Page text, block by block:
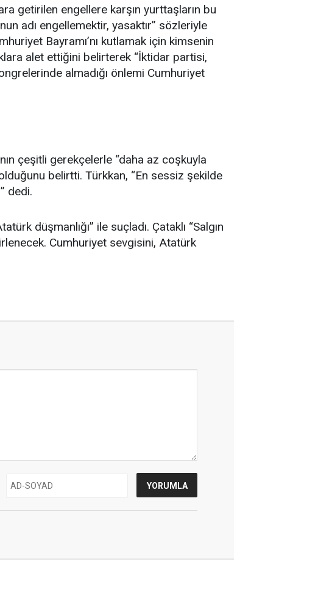
getirilen engellere karşın yurttaşların bu
adı engellemektir, yasaktır” sözleriyle
Bayramı’nı kutlamak için kimsenin
alet ettiğini belirterek “İktidar partisi,
almadığı önlemi Cumhuriyet
çeşitli gerekçelerle “daha az coşkuyla
olduğunu belirtti. Türkkan, “En sessiz şekilde
dedi.
düşmanlığı” ile suçladı. Çataklı “Salgın
Cumhuriyet sevgisini, Atatürk